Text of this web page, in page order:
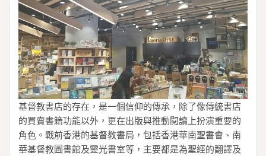
基督教書店的存在，是一個信仰的傳承，除了像傳統書店
的買賣書籍功能以外，更在出版與推動閱讀上扮演重要的
角色。戰前香港的基督教書局，包括香港華南聖書會、南
華基督教圖書館及靈光書室等，主要都是為聖經的翻譯及